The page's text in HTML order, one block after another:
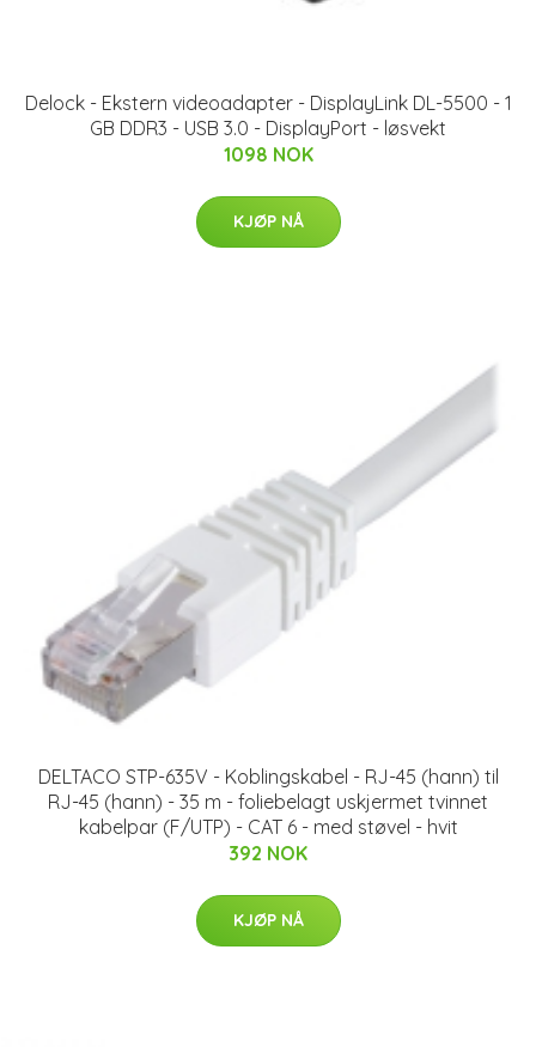
Delock - Ekstern videoadapter - DisplayLink DL-5500 - 1
GB DDR3 - USB 3.0 - DisplayPort - løsvekt
1098 NOK
KJØP NÅ
DELTACO STP-635V - Koblingskabel - RJ-45 (hann) til
RJ-45 (hann) - 35 m - foliebelagt uskjermet tvinnet
kabelpar (F/UTP) - CAT 6 - med støvel - hvit
392 NOK
KJØP NÅ